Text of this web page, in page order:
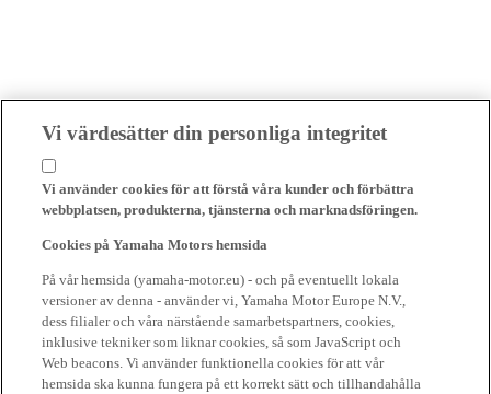
Vi värdesätter din personliga integritet
Vi använder cookies för att förstå våra kunder och förbättra
webbplatsen, produkterna, tjänsterna och marknadsföringen.
Cookies på Yamaha Motors hemsida
På vår hemsida (yamaha-motor.eu) - och på eventuellt lokala
versioner av denna - använder vi, Yamaha Motor Europe N.V.,
dess filialer och våra närstående samarbetspartners, cookies,
inklusive tekniker som liknar cookies, så som JavaScript och
Web beacons. Vi använder funktionella cookies för att vår
hemsida ska kunna fungera på ett korrekt sätt och tillhandahålla